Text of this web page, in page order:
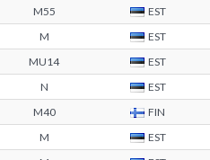
M55 EST
M EST
MU14 EST
N EST
M40 FIN
M EST